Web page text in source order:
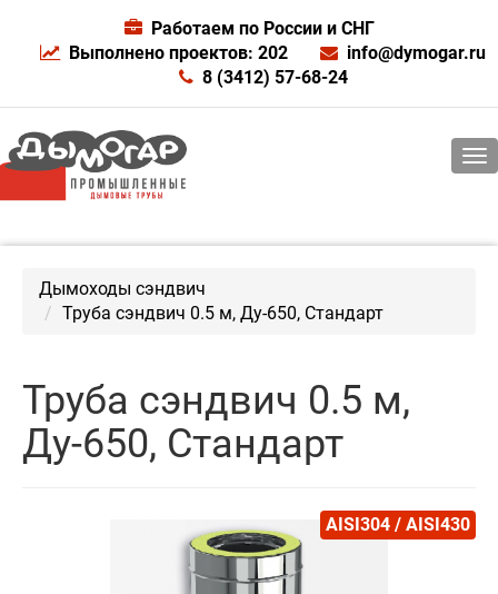
Работаем по России и СНГ
Выполнено проектов: 202
info@dymogar.ru
8 (3412) 57-68-24
Дымоходы сэндвич
Труба сэндвич 0.5 м, Ду-650, Стандарт
Труба сэндвич 0.5 м,
Ду-650, Стандарт
AISI304 / AISI430